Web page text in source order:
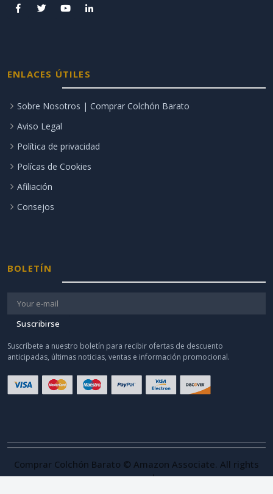
ENLACES ÚTILES
Sobre Nosotros | Comprar Colchón Barato
Aviso Legal
Política de privacidad
Polícas de Cookies
Afiliación
Consejos
BOLETÍN
Suscribirse
Suscríbete a nuestro boletín para recibir ofertas de descuento
anticipadas, últimas noticias, ventas e información promocional.
Comprar Colchón Barato © Amazon Associate. All rights
reserved.